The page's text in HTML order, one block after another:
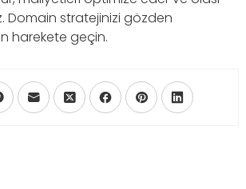
Domain stratejinizi gözden
harekete geçin.